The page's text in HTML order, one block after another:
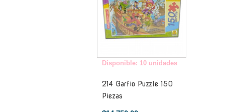
Disponible: 10 unidades
214 Garfio Puzzle 150
Piezas